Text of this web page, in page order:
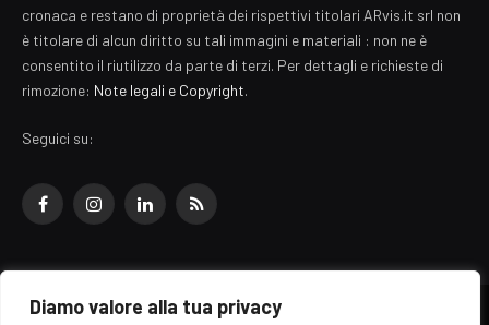
Diamo valore alla tua privacy
cronaca e restano di proprietà dei rispettivi titolari ARvis.it srl non
è titolare di alcun diritto su tali immagini e materiali : non ne è
consentito il riutilizzo da parte di terzi. Per dettagli e richieste di
rimozione: Note legali e Copyright.
Seguici su:
FacebookInstagramLinkedInRSS